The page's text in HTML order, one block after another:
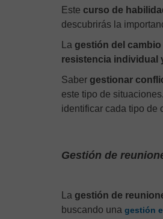
Este curso de
descubrirás la
La gestión del cambio
resistencia individual
Saber gestionar
este tipo de
identificar cada tipo de
Gestión de
La gestión de
buscando una gestión